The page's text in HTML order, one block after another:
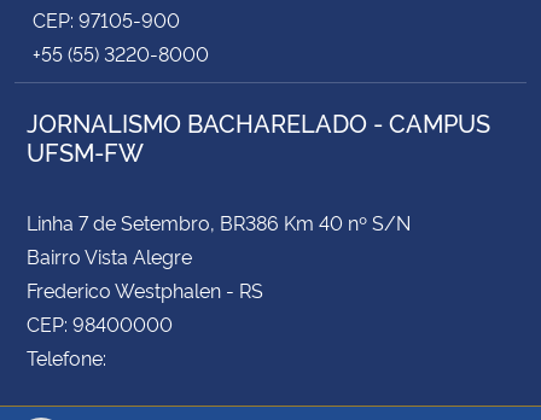
CEP: 97105-900
+55 (55) 3220-8000
JORNALISMO BACHARELADO - CAMPUS
UFSM-FW
Linha 7 de Setembro, BR386 Km 40 nº S/N
Bairro Vista Alegre
Frederico Westphalen - RS
CEP: 98400000
Telefone: